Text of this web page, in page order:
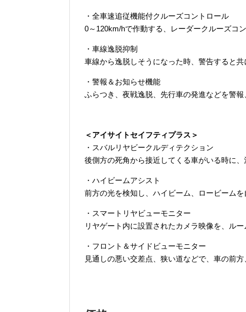
・全車速追従機能付クルーズコントロール
0～120km/hで作動する、レーダークルーズコ
・車線逸脱抑制
車線から逸脱しそうになった時、警告すると
・警報＆お知らせ機能
ふらつき、夜戦逸脱、先行車の発進などを警報
＜アイサイトセイフティプラス＞
・スバルリヤビークルディテクション
後側方の死角から接近してくる車がいる時に
・ハイビームアシスト
前方の光を検知し、ハイビーム、ロービームを
・スマートリヤビューモニター
リヤゲート内に設置されたカメラ映像を、ル
・フロント＆サイドビューモニター
見通しの悪い交差点、狭い道などで、車の前